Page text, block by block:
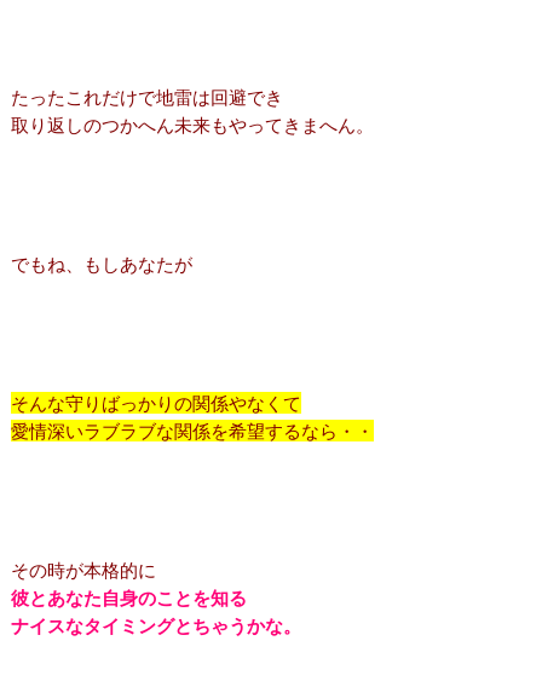
たったこれだけで地雷は回避でき
取り返しのつかへん未来もやってきまへん。
でもね、もしあなたが
そんな守りばっかりの関係やなくて
愛情深いラブラブな関係を希望するなら・・
その時が本格的に
彼とあなた自身のことを知る
ナイスなタイミングとちゃうかな。